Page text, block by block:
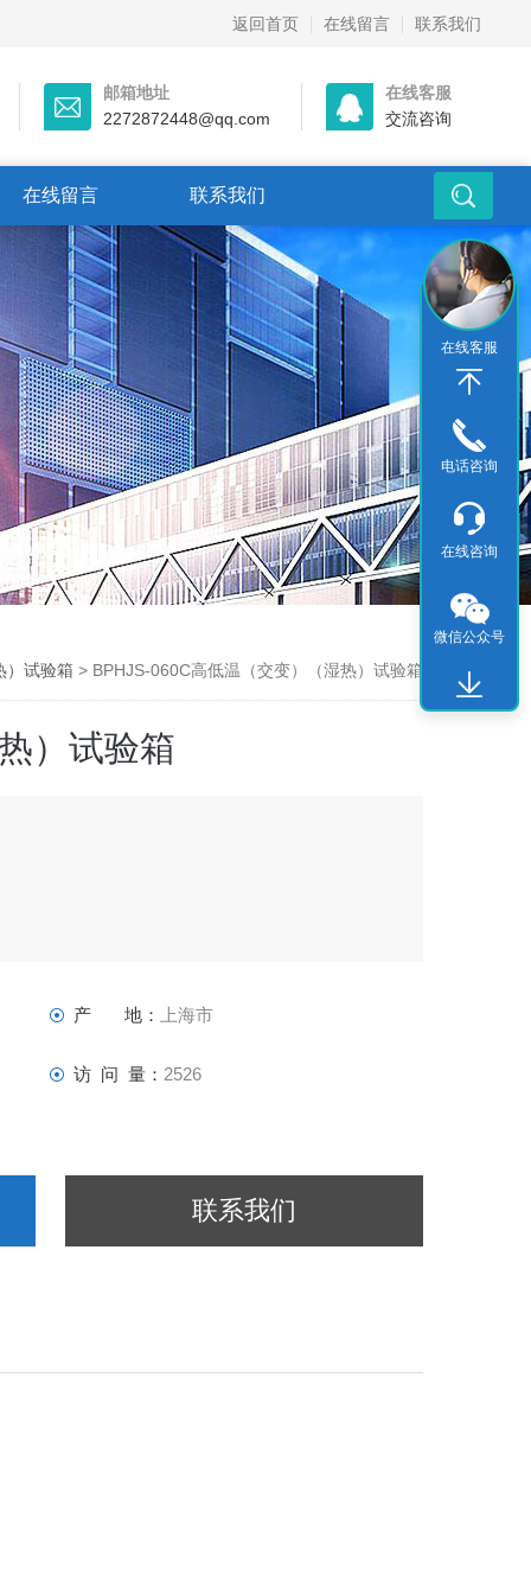
返回首页 在线留言 联系我们
邮箱地址
2272872448@qq.com
在线客服
交流咨询
在线留言 联系我们
）试验箱 > BPHJS-060C高低温（交变）（湿热）试验箱
）试验箱
产 地： 上海市
访 问 量： 2526
联系我们
在线客服
电话咨询
在线咨询
微信公众号